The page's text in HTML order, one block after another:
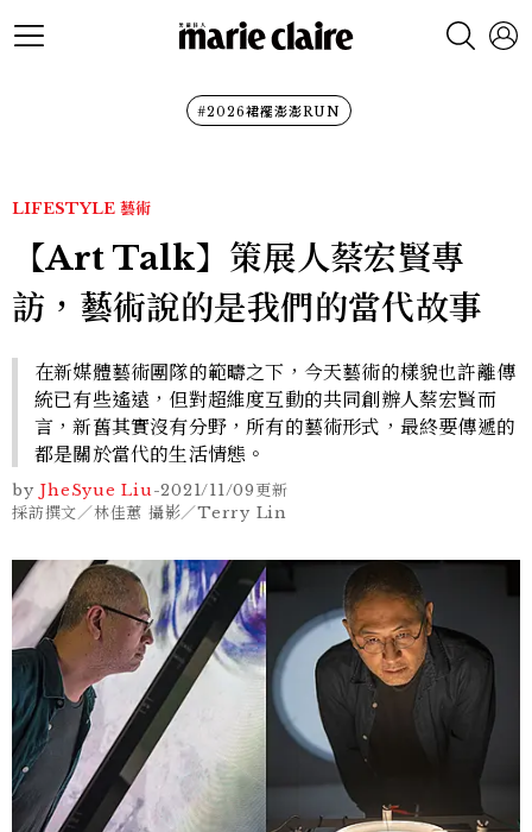
#2026裙襬澎澎RUN
LIFESTYLE 藝術
【Art Talk】策展人蔡宏賢專
訪，藝術說的是我們的當代故事
在新媒體藝術團隊的範疇之下，今天藝術的樣貌也許離傳
統已有些遙遠，但對超維度互動的共同創辦人蔡宏賢而
言，新舊其實沒有分野，所有的藝術形式，最終要傳遞的
都是關於當代的生活情態。
by JheSyue Liu-2021/11/09更新
採訪撰文／林佳蕙 攝影／Terry Lin